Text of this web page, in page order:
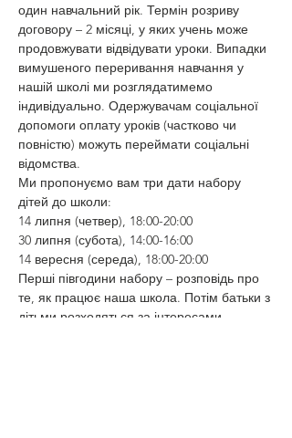
один навчальний рік. Термін розриву
договору – 2 місяці, у яких учень може
продовжувати відвідувати уроки. Випадки
вимушеного переривання навчання у
нашій школі ми розглядатимемо
індивідуально. Одержувачам соціальної
допомоги оплату уроків (частково чи
повністю) можуть переймати соціальні
відомства.
Ми пропонуємо вам три дати набору
дітей до школи:
14 липня (четвер), 18:00-20:00
30 липня (субота), 14:00-16:00
14 вересня (середа), 18:00-20:00
Перші півгодини набору – розповідь про
те, як працює наша школа. Потім батьки з
дітьми розходяться за інтересами –